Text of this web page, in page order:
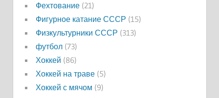
Фехтование(21)
Фигурное катание СССР (15)
Физкультурники СССР (313)
футбол(73)
Хоккей (86)
Хоккей на траве(5)
Хоккей с мячом (9)